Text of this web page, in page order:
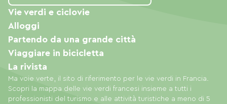
Ma voie verte, il sito di riferimento per le vie verdi in Francia.
Scopri la mappa delle vie verdi francesi insieme a tutti i
professionisti del turismo e alle attività turistiche a meno di 5
Vie verdi e ciclovie
Alloggi
Partendo da una grande città
Viaggiare in bicicletta
La rivista